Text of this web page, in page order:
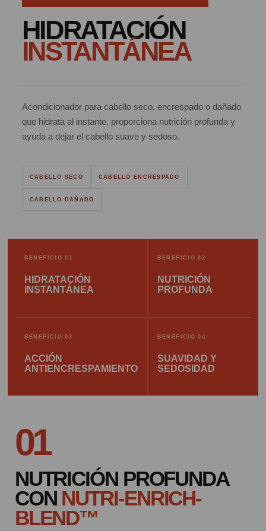
HIDRATACIÓN
INSTANTÁNEA
Acondicionador para cabello seco, encrespado o dañado
que hidrata al instante, proporciona nutrición profunda y
ayuda a dejar el cabello suave y sedoso.
CABELLO SECO CABELLO ENCRESPADO
CABELLO DAÑADO
BENEFICIO 01
HIDRATACIÓN
INSTANTÁNEA
BENEFICIO 02
NUTRICIÓN
PROFUNDA
BENEFICIO 03
ACCIÓN
ANTIENCRESPAMIENTO
BENEFICIO 04
SUAVIDAD Y
SEDOSIDAD
01
NUTRICIÓN PROFUNDA
CON NUTRI-ENRICH-
BLEND™